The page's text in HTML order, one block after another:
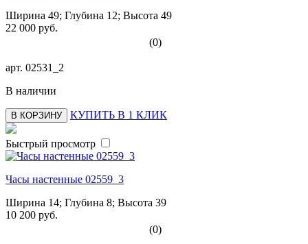
Ширина 49; Глубина 12; Высота 49
22 000 руб.
(0)
арт. 02531_2
В наличии
В КОРЗИНУ КУПИТЬ В 1 КЛИК
Быстрый просмотр
Часы настенные 02559_3
Ширина 14; Глубина 8; Высота 39
10 200 руб.
(0)